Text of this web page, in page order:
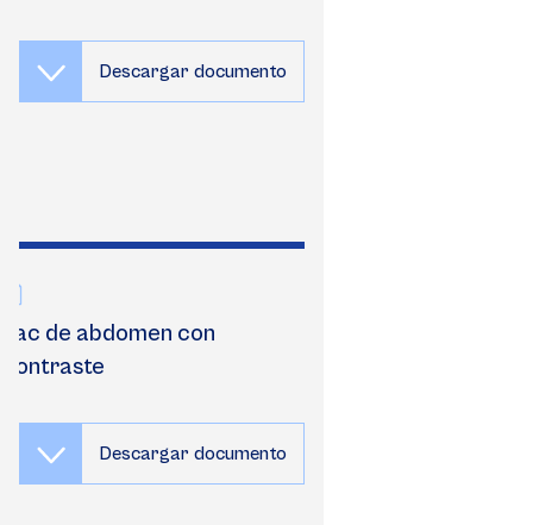
Descargar documento
Tac de abdomen con
contraste
Descargar documento